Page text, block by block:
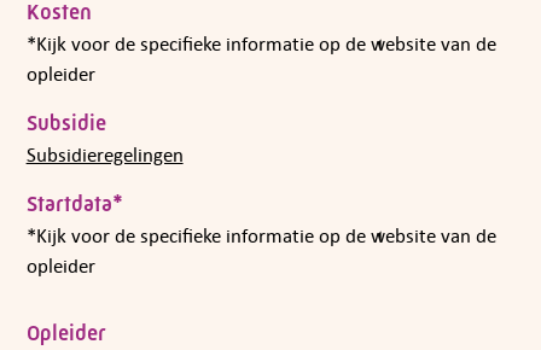
Kosten
*Kijk voor de specifieke informatie op de website van de
opleider
Subsidie
Subsidieregelingen
Startdata*
*Kijk voor de specifieke informatie op de website van de
opleider
Opleider